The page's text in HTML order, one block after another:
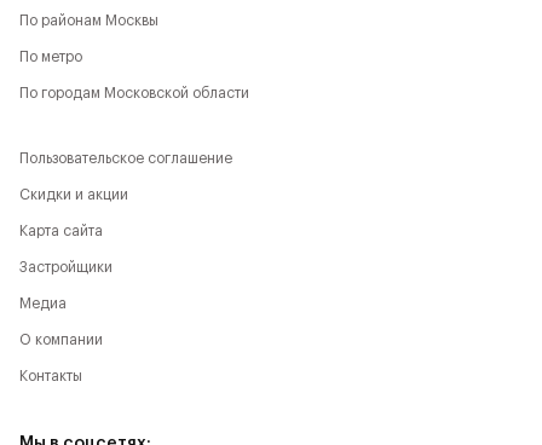
По районам Москвы
По метро
По городам Московской области
Пользовательское соглашение
Скидки и акции
Карта сайта
Застройщики
Медиа
О компании
Контакты